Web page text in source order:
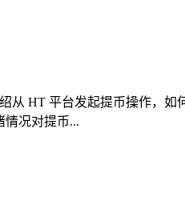
HT 平台发起提币操作，
情况对提币...